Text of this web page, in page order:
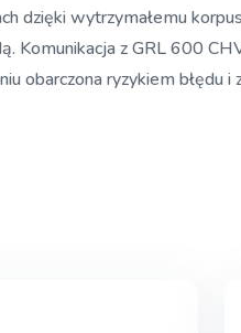
dzięki wytrzymałemu
Komunikacja z GRL 600
obarczona ryzykiem błędu i